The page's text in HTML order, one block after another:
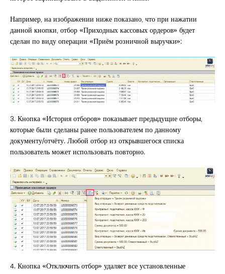
Например, на изображении ниже показано, что при нажатии
данной кнопки, отбор «Приходных кассовых ордеров» будет
сделан по виду операции «Приём розничной выручки»:
3. Кнопка «История отборов» показывает предыдущие отборы,
которые были сделаны ранее пользователем по данному
документу/отчёту. Любой отбор из открывшегося списка
пользователь может использовать повторно.
4. Кнопка «Отключить отбор» удаляет все установленные